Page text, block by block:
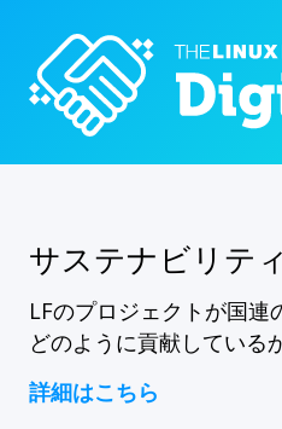
サステナビリティ
LFのプロジェクトが国連
どのように貢献している
詳細はこちら